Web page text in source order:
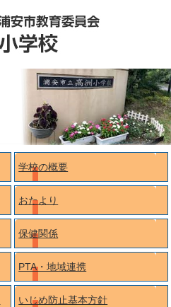
学校の概要
おたより
保健関係
PTA・地域連携
いじめ防止基本方針